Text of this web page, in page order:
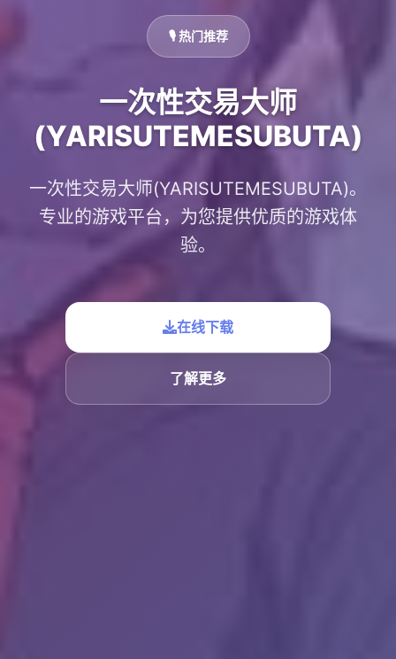
🎙️ 热门推荐
一次性交易大师
(YARISUTEMESUBUTA)
一次性交易大师(YARISUTEMESUBUTA)。
专业的游戏平台，为您提供优质的游戏体
验。
在线下载
了解更多